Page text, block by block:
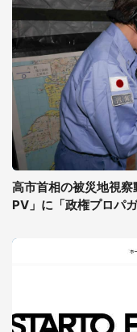
高市首相の被災地視
PV」に「政権プロパ